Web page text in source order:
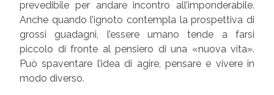
prevedibile per andare incontro all’imponderabile.
Anche quando l’ignoto contempla la prospettiva di
grossi guadagni, l’essere umano tende a farsi
piccolo di fronte al pensiero di una «nuova vita».
Può spaventare l’idea di agire, pensare e vivere in
modo diverso.